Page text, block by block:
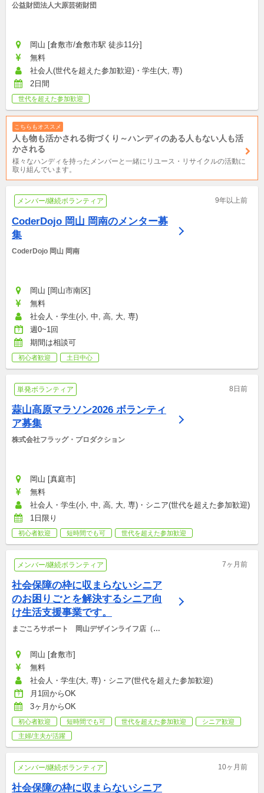
公益財団法人大原芸術財団
岡山 [倉敷市/倉敷市駅 徒歩11分]
無料
社会人(世代を超えた参加歓迎)・学生(大, 専)
2日間
世代を超えた参加歓迎
こちらもオススメ
人も物も活かされる街づくり～ハンディのある人もない人も活
かされる
様々なハンディを持ったメンバーと一緒にリユース・リサイクルの活動に
取り組んでいます。
メンバー/継続ボランティア 9年以上前
CoderDojo 岡山 岡南のメンター募
集
CoderDojo 岡山 岡南
岡山 [岡山市南区]
無料
社会人・学生(小, 中, 高, 大, 専)
週0~1回
期間は相談可
初心者歓迎 土日中心
単発ボランティア 8日前
蒜山高原マラソン2026 ボランティ
ア募集
株式会社フラッグ・プロダクション
岡山 [真庭市]
無料
社会人・学生(小, 中, 高, 大, 専)・シニア(世代を超えた参加歓迎)
1日限り
初心者歓迎 短時間でも可 世代を超えた参加歓迎
メンバー/継続ボランティア 7ヶ月前
社会保障の枠に収まらないシニア
のお困りごとを解決するシニア向
け生活支援事業です。
まごころサポート　岡山デザインライフ店（倉
岡山 [倉敷市]
無料
社会人・学生(大, 専)・シニア(世代を超えた参加歓迎)
月1回からOK
3ヶ月からOK
初心者歓迎 短時間でも可 世代を超えた参加歓迎
シニア歓迎
主婦/主夫が活躍
メンバー/継続ボランティア 10ヶ月前
社会保障の枠に収まらないシニア